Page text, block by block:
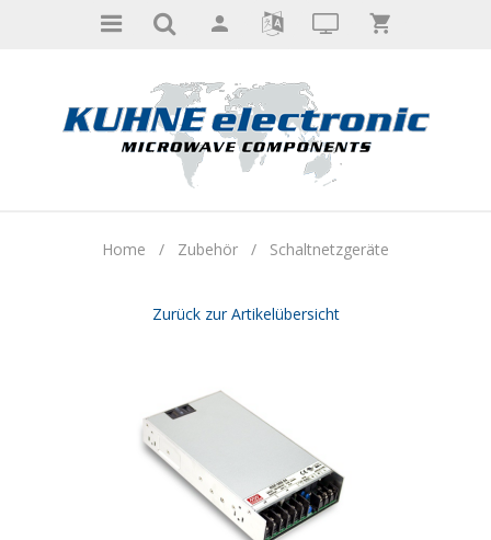
Home / Zubehör / Schaltnetzgeräte
Zurück zur Artikelübersicht